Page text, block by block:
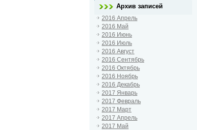
Архив записей
2016 Апрель
2016 Май
2016 Июнь
2016 Июль
2016 Август
2016 Сентябрь
2016 Октябрь
2016 Ноябрь
2016 Декабрь
2017 Январь
2017 Февраль
2017 Март
2017 Апрель
2017 Май